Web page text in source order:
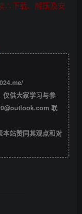
∴下载、解压及安
仅供大家学习与参
联
本站赞同其观点和对